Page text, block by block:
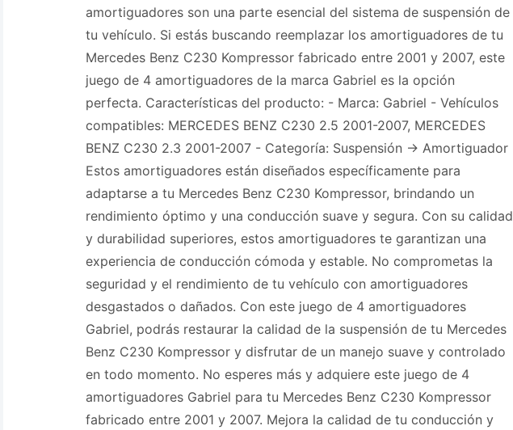
amortiguadores son una parte esencial del sistema de suspensión de
tu vehículo. Si estás buscando reemplazar los amortiguadores de tu
Mercedes Benz C230 Kompressor fabricado entre 2001 y 2007, este
juego de 4 amortiguadores de la marca Gabriel es la opción
perfecta. Características del producto: - Marca: Gabriel - Vehículos
compatibles: MERCEDES BENZ C230 2.5 2001-2007, MERCEDES
BENZ C230 2.3 2001-2007 - Categoría: Suspensión -> Amortiguador
Estos amortiguadores están diseñados específicamente para
adaptarse a tu Mercedes Benz C230 Kompressor, brindando un
rendimiento óptimo y una conducción suave y segura. Con su calidad
y durabilidad superiores, estos amortiguadores te garantizan una
experiencia de conducción cómoda y estable. No comprometas la
seguridad y el rendimiento de tu vehículo con amortiguadores
desgastados o dañados. Con este juego de 4 amortiguadores
Gabriel, podrás restaurar la calidad de la suspensión de tu Mercedes
Benz C230 Kompressor y disfrutar de un manejo suave y controlado
en todo momento. No esperes más y adquiere este juego de 4
amortiguadores Gabriel para tu Mercedes Benz C230 Kompressor
fabricado entre 2001 y 2007. Mejora la calidad de tu conducción y